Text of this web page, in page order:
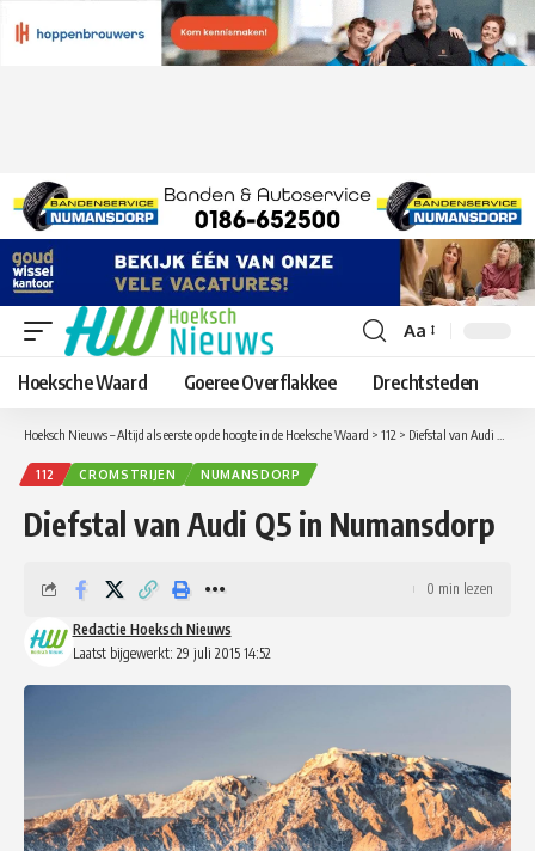
Lettergrootte
aanpassen
Aa
Hoeksche Waard Goeree Overflakkee Drechtsteden
Hoeksch Nieuws – Altijd als eerste op de hoogte in de Hoeksche Waard > 112 > Diefstal van Audi Q5 in Numansdorp
112 CROMSTRIJEN NUMANSDORP
Diefstal van Audi Q5 in Numansdorp
Laatst bijgewerkt: 29 juli 2015 14:52
Redactie Hoeksch Nieuws
0 min lezen